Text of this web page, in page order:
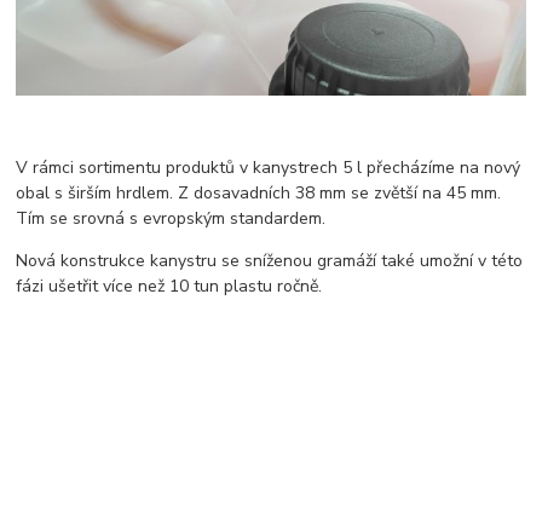
V rámci sortimentu produktů v kanystrech 5 l přecházíme na nový
obal s širším hrdlem. Z dosavadních 38 mm se zvětší na 45 mm.
Tím se srovná s evropským standardem.
Nová konstrukce kanystru se sníženou gramáží také umožní v této
fázi ušetřit více než 10 tun plastu ročně.